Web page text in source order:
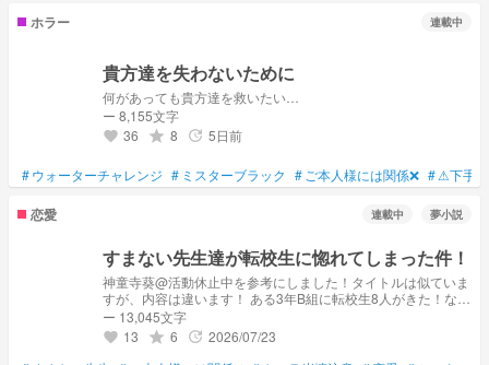
ホラー 連載中
貴方達を失わないために
何があっても貴方達を救いたい…
ー 8,155文字
favorite 36 grade 8 update 5日前
#ウォーターチャレンジ # ミスターブラック #ご本人様には関係❌ #⚠下手
恋愛 連載中 夢小説
すまない先生達が転校生に惚れてしまった件！
神童寺葵@活動休止中を参考にしました！タイトルは似ていま
すが、内容は違います！ ある3年B組に転校生8人がきた！なん
とその人達は全員女性！？恋愛を増長する小説です！ ちなみ
に実際に作ったのもあります(建築 マイクラ) かなり続くかも！
ー 13,045文字
favorite 13 grade 6 update 2026/07/23